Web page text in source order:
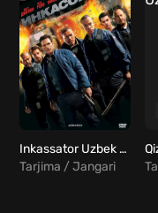
Inkassator Uzbek tilida
Tarjima / Jangari